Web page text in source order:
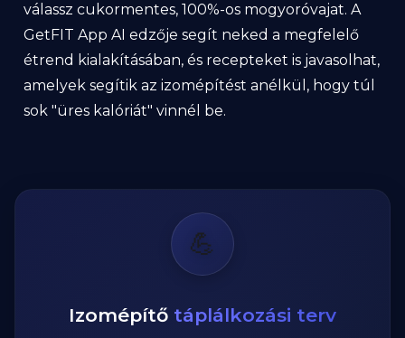
válassz cukormentes, 100%-os mogyoróvajat. A
GetFIT App AI edzője segít neked a megfelelő
étrend kialakításában, és recepteket is javasolhat,
amelyek segítik az izomépítést anélkül, hogy túl
sok "üres kalóriát" vinnél be.
💪
Izomépítő táplálkozási terv